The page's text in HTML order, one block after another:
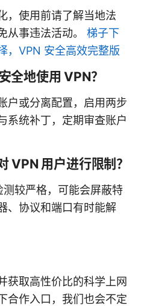
，使用前请了解当地法
从事违法活动。 梯子下
，VPN 安全高效完整版
全地使用 VPN？
户或分离配置，启用两步
系统补丁，定期审查账户
VPN 用户进行限制？
较严格，可能会屏蔽特
、协议和端口有时能解
获取高性价比的科学上网
合作入口，我们也会不定